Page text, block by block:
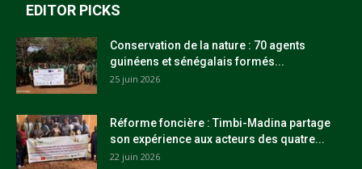
EDITOR PICKS
Conservation de la nature : 70 agents
guinéens et sénégalais formés...
25 juin 2026
Réforme foncière : Timbi-Madina partage
son expérience aux acteurs des quatre...
22 juin 2026